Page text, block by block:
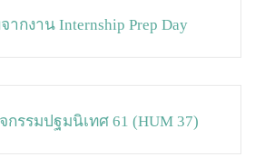
กงาน Internship Prep Day
รรมปฐมนิเทศ 61 (HUM 37)